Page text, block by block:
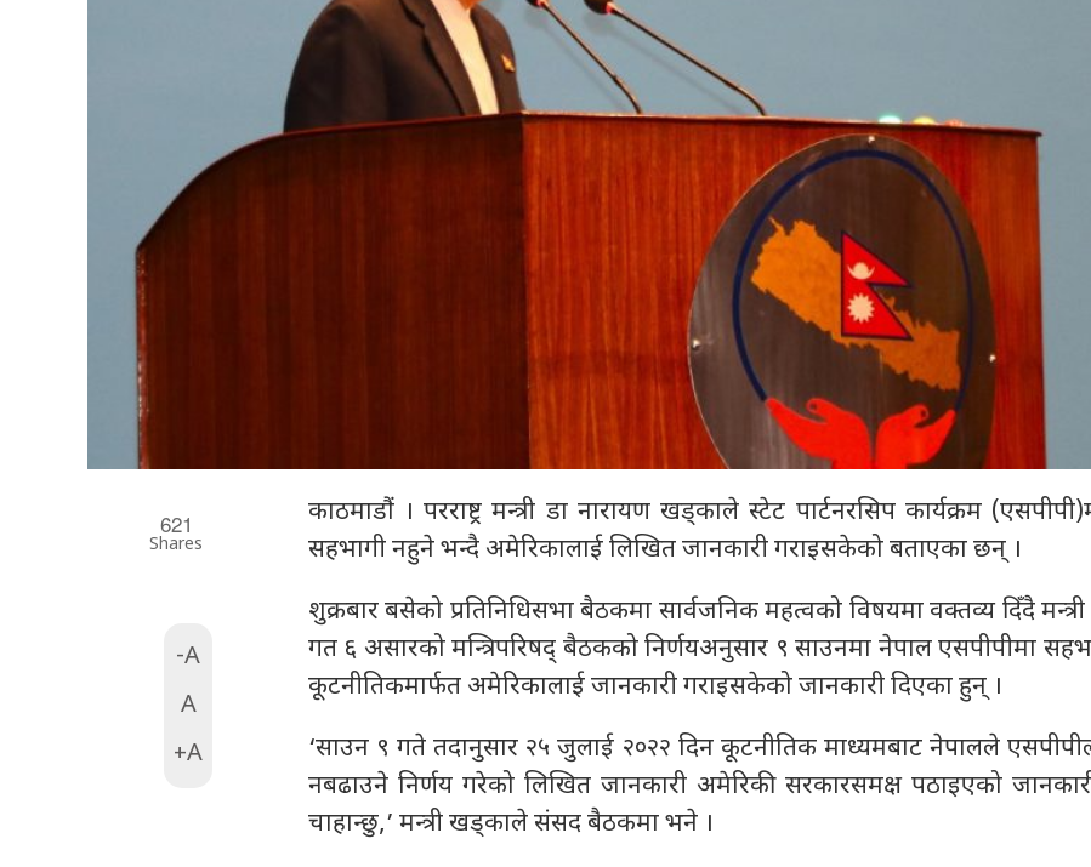
621
Shares
-A
A
+A
काठमाडौं । परराष्ट्र मन्त्री डा नारायण खड्काले स्टेट पार्टनरसिप कार्यक्रम
सहभागी नहुने भन्दै अमेरिकालाई लिखित जानकारी गराइसकेको बताएका छन् ।
शुक्रबार बसेको प्रतिनिधिसभा बैठकमा सार्वजनिक महत्वको विषयमा वक्तव्य दिँदै
गत ६ असारको मन्त्रिपरिषद् बैठकको निर्णयअनुसार ९ साउनमा नेपाल एसपीपीमा
कूटनीतिकमार्फत अमेरिकालाई जानकारी गराइसकेको जानकारी दिएका हुन् ।
‘साउन ९ गते तदानुसार २५ जुलाई २०२२ दिन कूटनीतिक माध्यमबाट नेपालले
नबढाउने निर्णय गरेको लिखित जानकारी अमेरिकी सरकारसमक्ष पठाइएको
चाहान्छु,’ मन्त्री खड्काले संसद बैठकमा भने ।